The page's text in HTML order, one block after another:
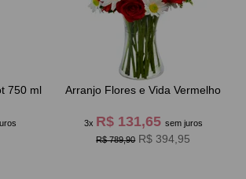
750 ml Arranjo Flores e Vida Vermelho
3x R$ 131,65 sem juros
R$ 789,90 R$ 394,95